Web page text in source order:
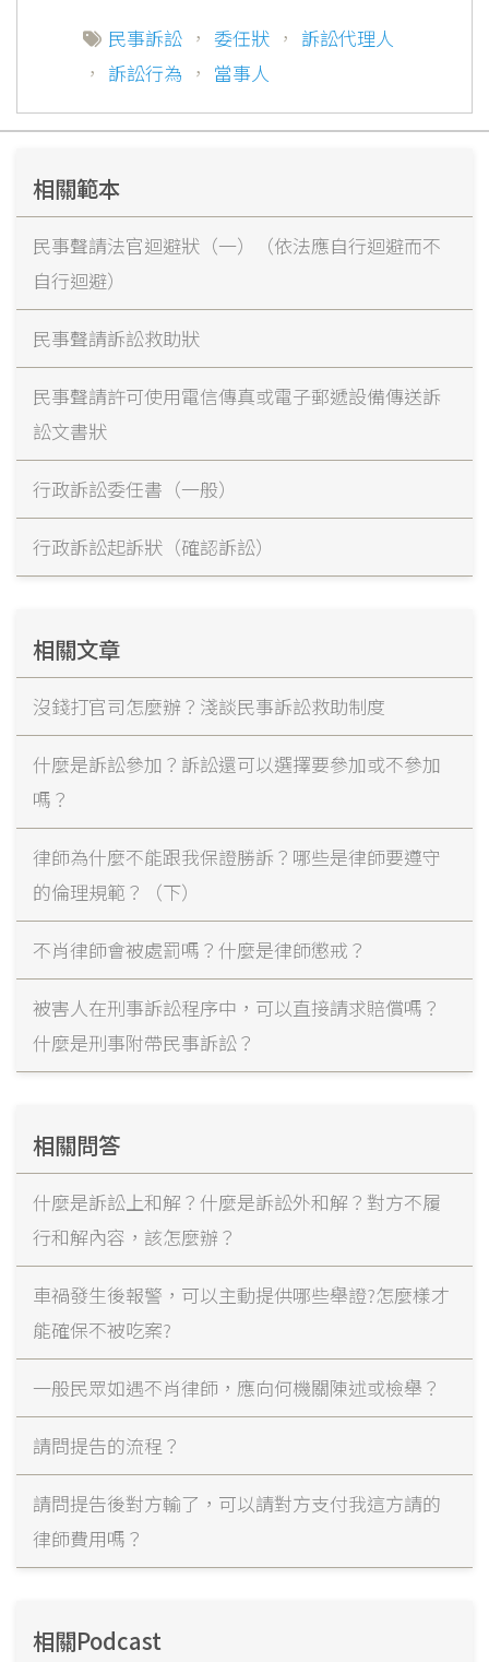
民事訴訟 ， 委任狀 ， 訴訟代理人
， 訴訟行為 ， 當事人
相關範本
民事聲請法官迴避狀（一）（依法應自行迴避而不
自行迴避）
民事聲請訴訟救助狀
民事聲請許可使用電信傳真或電子郵遞設備傳送訴
訟文書狀
行政訴訟委任書（一般）
行政訴訟起訴狀（確認訴訟）
相關文章
沒錢打官司怎麼辦？淺談民事訴訟救助制度
什麼是訴訟參加？訴訟還可以選擇要參加或不參加
嗎？
律師為什麼不能跟我保證勝訴？哪些是律師要遵守
的倫理規範？（下）
不肖律師會被處罰嗎？什麼是律師懲戒？
被害人在刑事訴訟程序中，可以直接請求賠償嗎？
什麼是刑事附帶民事訴訟？
相關問答
什麼是訴訟上和解？什麼是訴訟外和解？對方不履
行和解內容，該怎麼辦？
車禍發生後報警，可以主動提供哪些舉證?怎麼樣才
能確保不被吃案?
一般民眾如遇不肖律師，應向何機關陳述或檢舉？
請問提告的流程？
請問提告後對方輸了，可以請對方支付我這方請的
律師費用嗎？
相關Podcast